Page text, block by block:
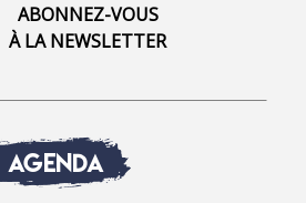
ABONNEZ-VOUS
À LA NEWSLETTER
AGENDA